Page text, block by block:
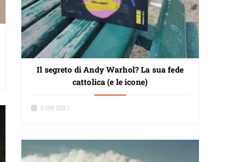
Il segreto di Andy Warhol? La sua fede
cattolica (e le icone)
3 Ott 2021